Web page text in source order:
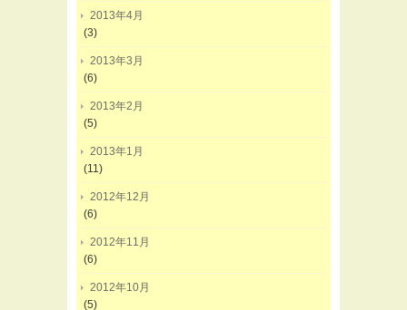
2013年4月
(3)
2013年3月
(6)
2013年2月
(5)
2013年1月
(11)
2012年12月
(6)
2012年11月
(6)
2012年10月
(5)